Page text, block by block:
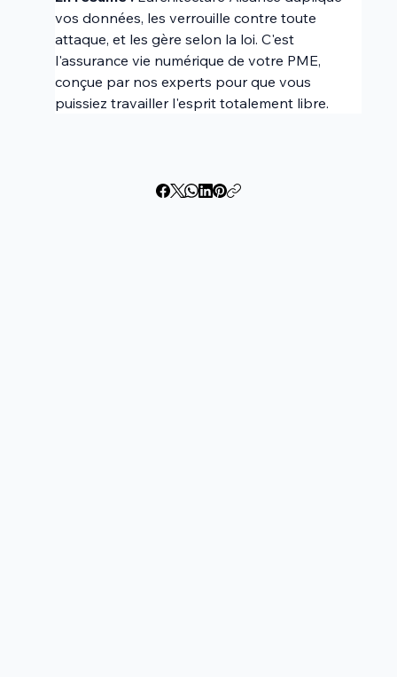
vos données, les verrouille contre toute
attaque, et les gère selon la loi. C'est
l'assurance vie numérique de votre PME,
conçue par nos experts pour que vous
puissiez travailler l'esprit totalement libre.